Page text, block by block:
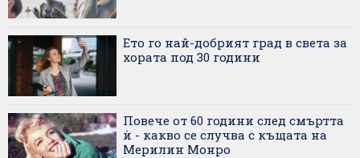
Ето го най-добрият град в света за
хората под 30 години
Повече от 60 години след смъртта
ѝ - какво се случва с къщата на
Мерилин Монро